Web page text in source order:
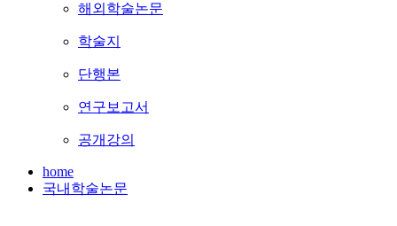
해외학술논문
학술지
단행본
연구보고서
공개강의
home
국내학술논문